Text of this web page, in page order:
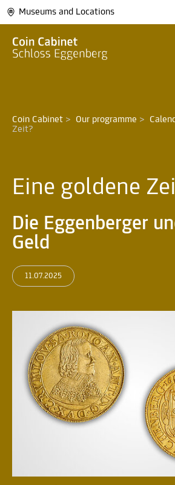
Museums and Locations
Coin Cabinet > Our programme >
Zeit?
Eine goldene
Die Eggenberger
Geld
11.07.2025